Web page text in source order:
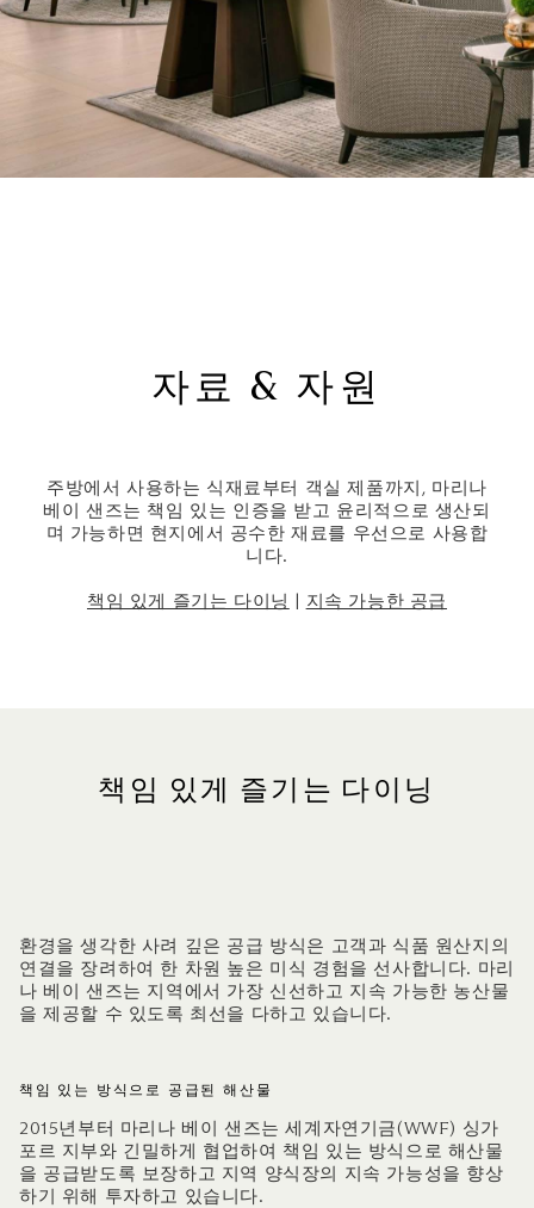
자료 & 자원
주방에서 사용하는 식재료부터 객실 제품까지, 마리나
베이 샌즈는 책임 있는 인증을 받고 윤리적으로 생산되
며 가능하면 현지에서 공수한 재료를 우선으로 사용합
니다.
책임 있게 즐기는 다이닝 지속 가능한 공급
책임 있게 즐기는 다이닝
환경을 생각한 사려 깊은 공급 방식은 고객과 식품 원산지의
연결을 장려하여 한 차원 높은 미식 경험을 선사합니다. 마리
나 베이 샌즈는 지역에서 가장 신선하고 지속 가능한 농산물
을 제공할 수 있도록 최선을 다하고 있습니다.
책임 있는 방식으로 공급된 해산물
2015년부터 마리나 베이 샌즈는 세계자연기금(WWF) 싱가
포르 지부와 긴밀하게 협업하여 책임 있는 방식으로 해산물
을 공급받도록 보장하고 지역 양식장의 지속 가능성을 향상
하기 위해 투자하고 있습니다.